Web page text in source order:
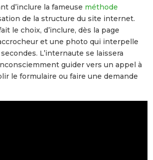
d’inclure la fameuse méthode
de la structure du site internet.
le choix, d’inclure, dès la page
et une photo qui interpelle
L’internaute se laissera
guider vers un appel à
le formulaire ou faire une demande